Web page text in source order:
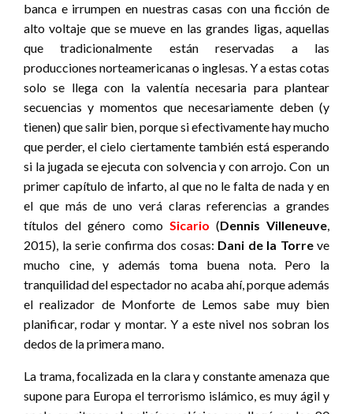
banca e irrumpen en nuestras casas con una ficción de
alto voltaje que se mueve en las grandes ligas, aquellas
que tradicionalmente están reservadas a las
producciones norteamericanas o inglesas. Y a estas cotas
solo se llega con la valentía necesaria para plantear
secuencias y momentos que necesariamente deben (y
tienen) que salir bien, porque si efectivamente hay mucho
que perder, el cielo ciertamente también está esperando
si la jugada se ejecuta con solvencia y con arrojo. Con un
primer capítulo de infarto, al que no le falta de nada y en
el que más de uno verá claras referencias a grandes
títulos del género como Sicario (Dennis Villeneuve,
2015), la serie confirma dos cosas: Dani de la Torreve
mucho cine, y además toma buena nota. Pero la
tranquilidad del espectador no acaba ahí, porque además
el realizador de Monforte de Lemos sabe muy bien
planificar, rodar y montar. Y a este nivel nos sobran los
dedos de la primera mano.
La trama, focalizada en la clara y constante amenaza que
supone para Europa el terrorismo islámico, es muy ágil y